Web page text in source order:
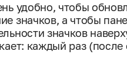
удобно, чтобы
значков, а чтобы
значков
каждый раз